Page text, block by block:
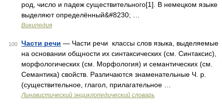
род, число и падеж существительного[1]. В немецком языке
выделяют определённый&#8230; …
Википедия
100 Части речи — Части речи классы слов языка, выделяемые
на основании общности их синтаксических (см. Синтаксис),
морфологических (см. Морфология) и семантических (см.
Семантика) свойств. Различаются знаменательные Ч. р.
(существительное, глагол, прилагательное …
Лингвистический энциклопедический словарь